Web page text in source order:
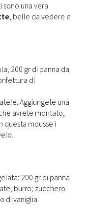
sono una vera
, belle da vedere e
200 gr di panna da
di
Aggiungete una
avrete montato,
questa mousse i
200 gr di panna
burro; zucchero
di vaniglia